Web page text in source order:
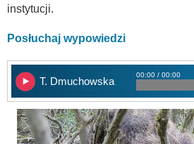
instytucji.
Posłuchaj wypowiedzi
T. Dmuchowska
00:00 / 00:00